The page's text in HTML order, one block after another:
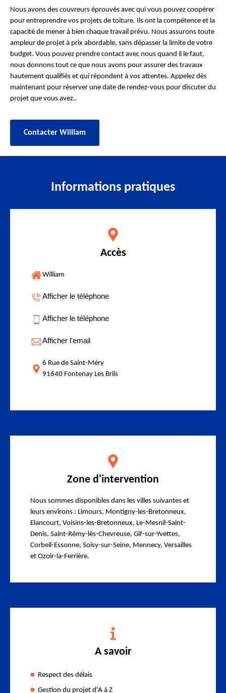
Nous avons des couvreurs éprouvés avec qui vous pouvez coopérer
pour entreprendre vos projets de toiture. Ils ont la compétence et la
capacité de mener à bien chaque travail prévu. Nous assurons toute
ampleur de projet à prix abordable, sans dépasser la limite de votre
budget. Vous pouvez prendre contact avec nous quand il le faut,
nous donnons tout ce que nous avons pour assurer des travaux
hautement qualifiés et qui répondent à vos attentes. Appelez dès
maintenant pour réserver une date de rendez-vous pour discuter du
projet que vous avez..
Contacter William
Informations pratiques
Accès
William
Afficher le téléphone
Afficher le téléphone
Afficher l'email
6 Rue de Saint-Méry
91640 Fontenay Les Briis
Zone d'intervention
Nous sommes disponibles dans les villes suivantes et
leurs environs : Limours, Montigny-les-Bretonneux,
Elancourt, Voisins-les-Bretonneux, Le-Mesnil-Saint-
Denis, Saint-Rémy-lès-Chevreuse, Gif-sur-Yvettes,
Corbeil-Essonne, Soisy-sur-Seine, Mennecy, Versailles
et Ozoir-la-Ferrière.
A savoir
Respect des délais
Gestion du projet d'A à Z